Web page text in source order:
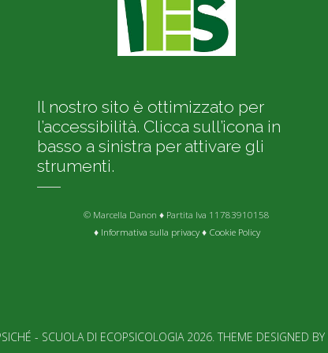
Il nostro sito è ottimizzato per
l’accessibilità. Clicca sull’icona in
basso a sinistra per attivare gli
strumenti.
© Marcella Danon ♦ Partita Iva 11783910158
♦ Informativa sulla privacy♦ Cookie Policy
- SCUOLA DI ECOPSICOLOGIA 2026. THEME DESIGNED BY